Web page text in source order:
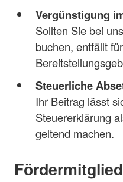
Vergünstigung
Sollten Sie bei
buchen, entfällt
Steuerliche
Ihr Beitrag lässt
Steuererklärung
geltend machen.